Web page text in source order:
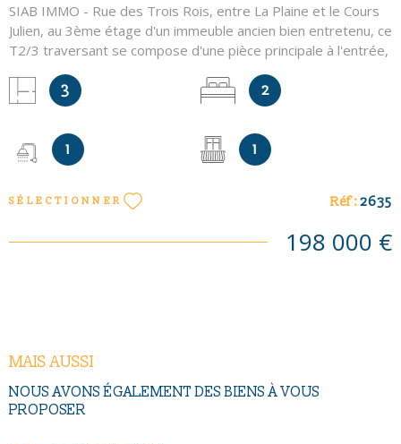
SIAB IMMO - Rue des Trois Rois, entre La Plaine et le Cours
Julien, au 3ème étage d'un immeuble ancien bien entretenu, ce
T2/3 traversant se compose d'une pièce principale à l'entrée,
et des rangements - Une cave en sous-sol est incluse dans
cette offre - Une copropriété gérée par le Cabinet Thinot : 14
mandat n°2635 - Les informations sur les risques auxquels ce
bien est exposé sont disponibles sur le site Géorisques
06-85-10-15-28
3 2
1 1
SÉLECTIONNER Réf :2635
198 000 €
MAIS AUSSI
NOUS AVONS ÉGALEMENT DES BIENS À VOUS
PROPOSER